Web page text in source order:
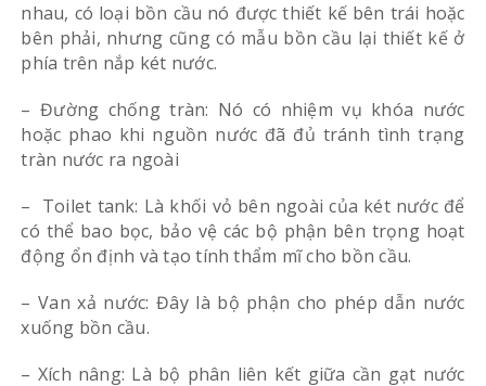
nhau, có loại bồn cầu nó được thiết kế bên trái hoặc
bên phải, nhưng cũng có mẫu bồn cầu lại thiết kế ở
phía trên nắp két nước.
– Đường chống tràn: Nó có nhiệm vụ khóa nước
hoặc phao khi nguồn nước đã đủ tránh tình trạng
tràn nước ra ngoài
– Toilet tank: Là khối vỏ bên ngoài của két nước để
có thể bao bọc, bảo vệ các bộ phận bên trọng hoạt
động ổn định và tạo tính thẩm mĩ cho bồn cầu.
– Van xả nước: Đây là bộ phận cho phép dẫn nước
xuống bồn cầu.
– Xích nâng: Là bộ phân liên kết giữa cần gạt nước